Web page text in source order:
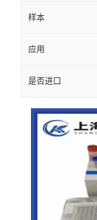
样本
应用
是否进口